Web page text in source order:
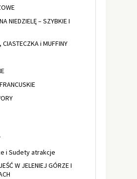
NIEDZIELĘ – SZYBKIE I
CIASTECZKA i MUFFINY
i Sudety atrakcje
W JELENIEJ GÓRZE I